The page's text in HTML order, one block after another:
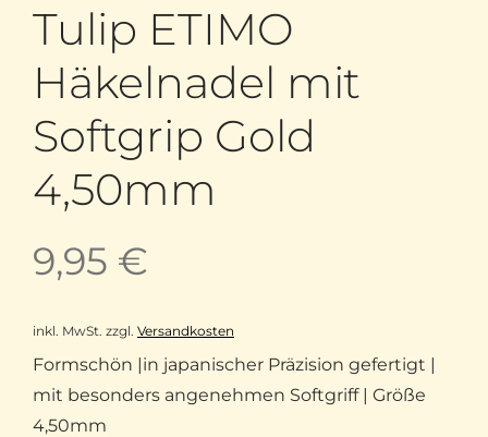
Tulip ETIMO
Häkelnadel mit
Softgrip Gold
4,50mm
9,95 €
inkl. MwSt. zzgl. Versandkosten
Formschön |in japanischer Präzision gefertigt |
mit besonders angenehmen Softgriff | Größe
4,50mm